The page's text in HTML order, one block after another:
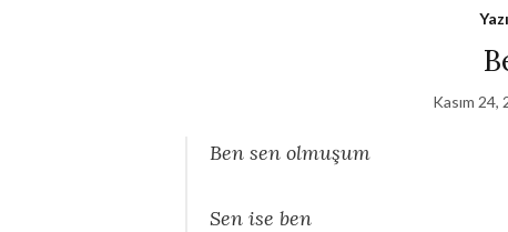
Kasım 24,
Ben sen olmuşum
Sen ise ben